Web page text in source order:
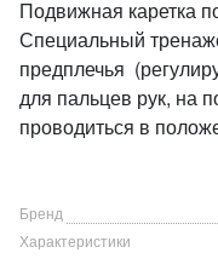
Подвижная каретка
Специальный
предплечья
для пальцев рук, на
проводиться в
Бренд
Характеристики